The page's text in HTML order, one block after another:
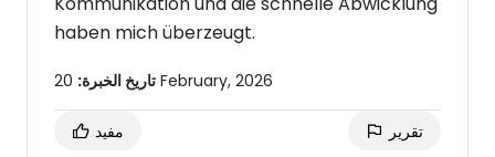
haben mich überzeugt.
تاريخ الخبرة: 20 February, 2026
مفيد تقرير